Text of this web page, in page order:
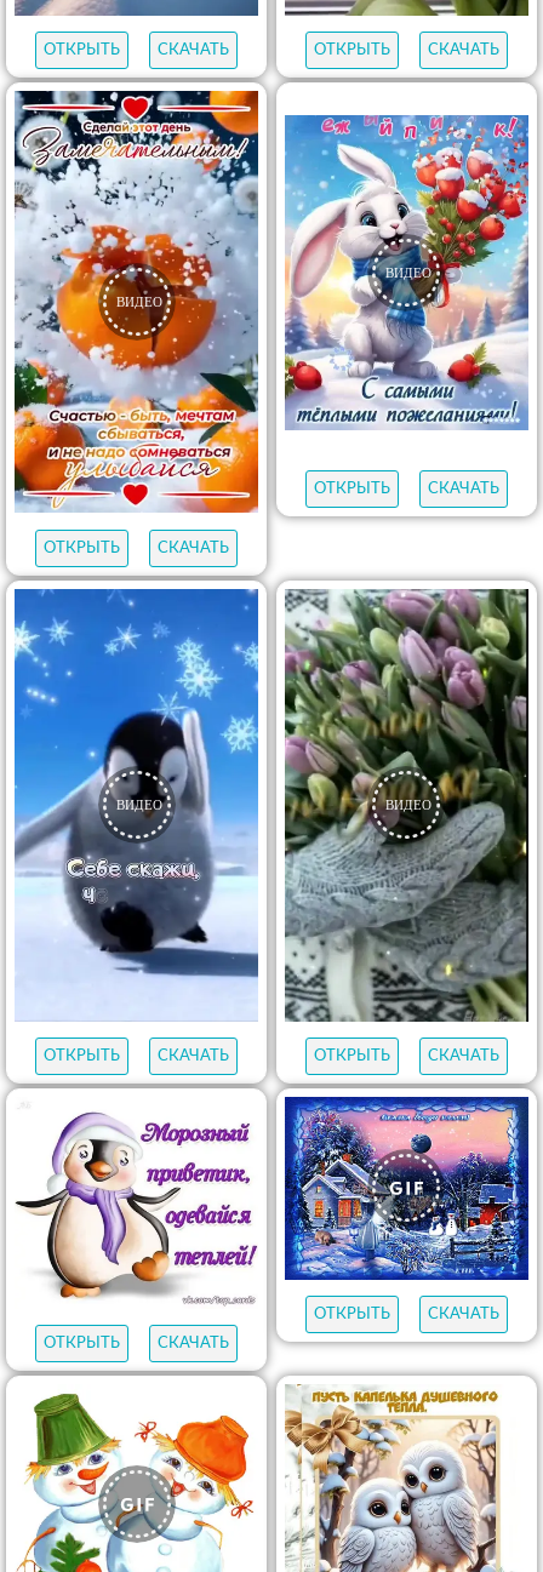
ОТКРЫТЬ СКАЧАТЬ ОТКРЫТЬ СКАЧАТЬ
ОТКРЫТЬ СКАЧАТЬ
ОТКРЫТЬ СКАЧАТЬ
ОТКРЫТЬ СКАЧАТЬ ОТКРЫТЬ СКАЧАТЬ
ОТКРЫТЬ СКАЧАТЬ
ОТКРЫТЬ СКАЧАТЬ